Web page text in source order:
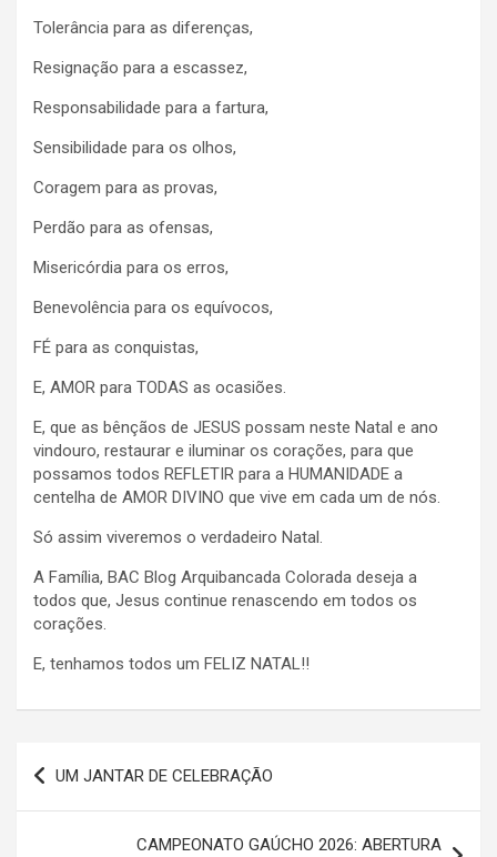
Tolerância para as diferenças,
Resignação para a escassez,
Responsabilidade para a fartura,
Sensibilidade para os olhos,
Coragem para as provas,
Perdão para as ofensas,
Misericórdia para os erros,
Benevolência para os equívocos,
FÉ para as conquistas,
E, AMOR para TODAS as ocasiões.
E, que as bênçãos de JESUS possam neste Natal e ano
vindouro, restaurar e iluminar os corações, para que
possamos todos REFLETIR para a HUMANIDADE a
centelha de AMOR DIVINO que vive em cada um de nós.
Só assim viveremos o verdadeiro Natal.
A Família, BAC Blog Arquibancada Colorada deseja a
todos que, Jesus continue renascendo em todos os
corações.
E, tenhamos todos um FELIZ NATAL!!
Navegação
de
UM JANTAR DE CELEBRAÇÃO
CAMPEONATO GAÚCHO 2026: ABERTURA